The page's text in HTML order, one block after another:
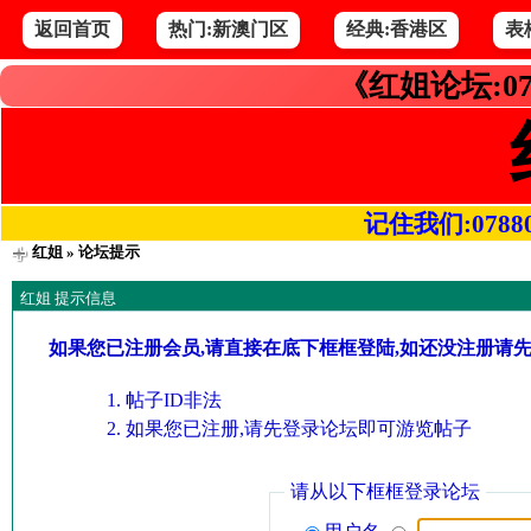
返回首页 热门:新澳门区 经典:香港区 表
《红姐论坛
记住我们
红姐» 论坛提示
红姐 提示信息
如果您已注册会员,请直接在底下框框登陆,如还没注册请
帖子ID非法
如果您已注册,请先登录论坛即可游览帖子
请从以下框框登录论坛